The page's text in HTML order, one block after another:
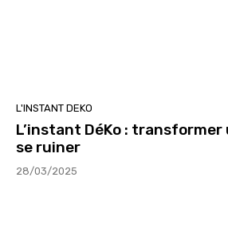
L'INSTANT DEKO
L’instant DéKo : transformer
se ruiner
28/03/2025